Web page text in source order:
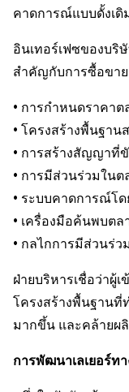
คาดการณ์แบบดั้งเ
อินเทอร์เฟซของบริ
สำคัญกับการซื้อขาย
• การกำหนดราคาต
• โครงสร้างพื้นฐา
• การสร้างสัญญาที่
• การมีส่วนร่วมในต
• ระบบคาดการณ์โ
• เครื่องมือค้นพบตล
• กลไกการมีส่วนร่
ฝ่ายบริหารเชื่อว่าผู้
โครงสร้างพื้นฐานที่
มากขึ้น และคล้ายผ
การพัฒนาเลเยอร์ท